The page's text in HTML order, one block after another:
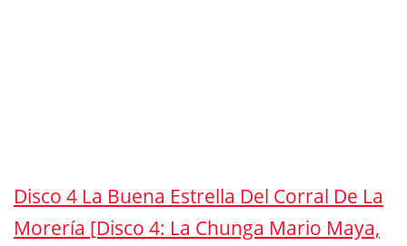
Disco 4 La Buena Estrella Del Corral De La
Morería [Disco 4: La Chunga Mario Maya,